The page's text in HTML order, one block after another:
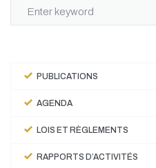
PUBLICATIONS
AGENDA
LOIS ET RÈGLEMENTS
RAPPORTS D’ACTIVITÉS